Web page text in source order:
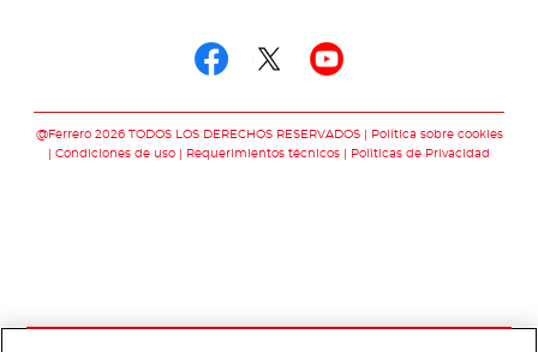
@Ferrero 2026 TODOS LOS DERECHOS RESERVADOS
Política sobre cookies
Condiciones de uso
Requerimientos técnicos Polìticas de Privacidad